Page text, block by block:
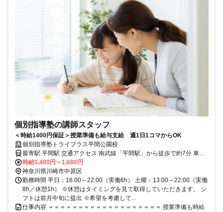
個別指導塾の講師スタッフ
＜時給1400円保証＞授業準備も給与支給 週1日1コマからOK
個別指導塾トライプラス平間公園校
最寄駅 平間駅 交通アクセス 南武線「平間駅」から徒歩で約7分 車通
勤OK、駐車場あり、駐輪場あり
時給1,400円～1,600円
神奈川県川崎市中原区
勤務時間 平日：16:00～22:00（実働6h） 土曜：13:00～22:00（実働
8h／休憩1h） ※休憩はタイミングを見て取得していただきます。 シ
フトは前月中旬に提出 ※希望を考慮して...
仕事内容 ＝＝＝＝＝＝＝＝＝＝＝＝＝＝＝＝＝＝＝ 授業準備も時給